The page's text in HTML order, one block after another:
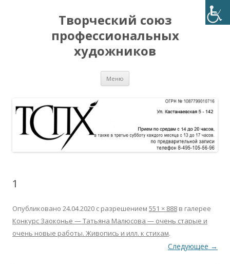
Творческий союз
профессиональных
художников
Меню
1
Опубликовано 24.04.2020 с разрешением 551 × 888 в галерее
Конкурс Заоконье — Татьяна Малюсова — очень старые и
очень новые работы. Живопись и илл. к стихам.
Следующее →